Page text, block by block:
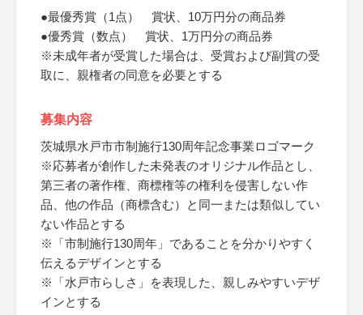
●最優秀賞（1点） 賞状、10万円分の商品券
●優秀賞（数点） 賞状、1万円分の商品券
※未成年者が受賞した場合は、受賞および副賞の受
取に、親権者の同意を必要とする
募集内容
茨城県水戸市市制施行130周年記念事業ロゴマーク
※応募者が創作した未発表のオリジナル作品とし、
第三者の著作権、商標権等の権利を侵害しない作
品、他の作品（商標含む）と同一または類似してい
ない作品とする
※「市制施行130周年」であることを分かりやすく
伝えるデザインとする
※「水戸市らしさ」を表現した、親しみやすいデザ
インとする